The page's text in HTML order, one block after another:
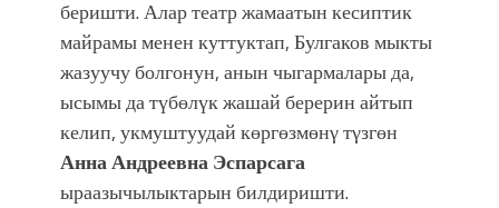
беришти. Алар театр жамаатын кесиптик
майрамы менен куттуктап, Булгаков мыкты
жазуучу болгонун, анын чыгармалары да,
ысымы да түбөлүк жашай берерин айтып
келип, укмуштуудай көргөзмөнγ тγзгөн
Анна Андреевна Эспарсага
ыраазычылыктарын билдиришти.